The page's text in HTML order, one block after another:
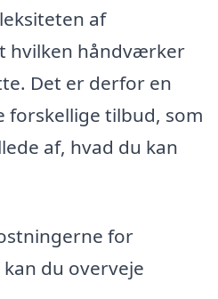
af
hvilken håndværker
Det er derfor en
forskellige tilbud, som
af, hvad du kan
for
du overveje